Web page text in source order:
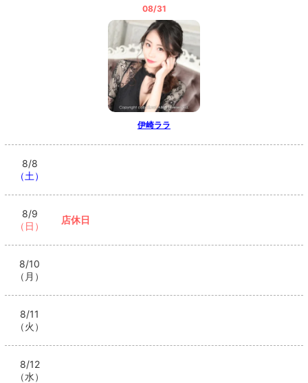
08/31
伊崎ララ
8/8
（土）
8/9
（日）
店休日
8/10
（月）
8/11
（火）
8/12
（水）